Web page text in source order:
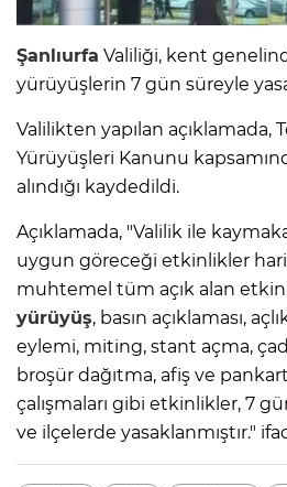
Şanlıurfa Valiliği, kent
yürüyüşlerin 7 gün süreyle
Valilikten yapılan açıklamada,
Yürüyüşleri Kanunu
alındığı kaydedildi.
Açıklamada, "Valilik ile
uygun göreceği etkinlikler
muhtemel tüm açık alan
yürüyüş, basın açıklaması,
eylemi, miting, stant açma,
broşür dağıtma, afiş ve
çalışmaları gibi etkinlikler, 7
ve ilçelerde yasaklanmıştır."